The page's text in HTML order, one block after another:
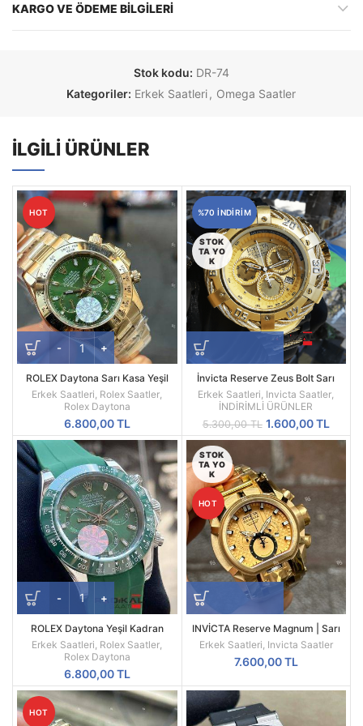
KARGO VE ÖDEME BILGILERI
Stok kodu: DR-74
Kategoriler: Erkek Saatleri, Omega Saatler
İLGILI ÜRÜNLER
HOT
ROLEX Daytona Sarı Kasa Yeşil
Kadran 116508
Erkek Saatleri, Rolex Saatler,
Rolex Daytona
6.800,00TL
%70 INDIRIM
STOK
TA YO
K
İnvicta Reserve Zeus Bolt Sarı
Kadran Replika Erkek Kol Saati
Erkek Saatleri, Invicta Saatler,
İNDİRİMLİ ÜRÜNLER
5.300,00TL Orijinal
fiyat:
1.600,00TLŞu
ROLEX Daytona Yeşil Kadran
Silikon Kordon
Erkek Saatleri Rolex Saatler
Rolex Daytona
6.800,00TL
STOK
TA YO
K
HOT
INVİCTA Reserve Magnum | Sarı
Kasa | Sarı Kadran | 52MM |
Quartz | Radikal Saat
Erkek Saatleri Invicta Saatler
7.600,00TL
HOT